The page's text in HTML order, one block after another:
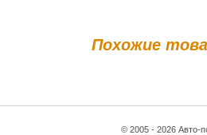
Похожие
© 2005 - 2026 Авто-